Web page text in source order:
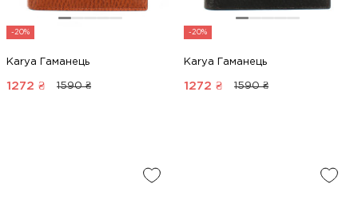
-20%
Karya Гаманець
1272 ₴ 1590 ₴
-20%
Karya Гаманець
1272 ₴ 1590 ₴